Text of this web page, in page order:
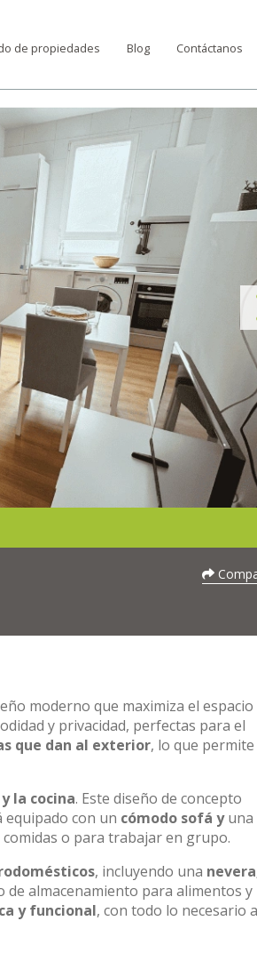
de propiedades Blog Contáctanos
moderno que maximiza el espacio
y privacidad, perfectas para el
que dan al exterior, lo que permite
la cocina. Este diseño de concepto
equipado con un cómodo sofá yuna
comidas o para trabajar en grupo.
, incluyendo una
de almacenamiento para alimentos y
y funcional, con todo lo necesario